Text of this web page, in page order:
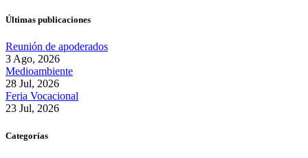
Últimas publicaciones
Reunión de apoderados
3 Ago, 2026
Medioambiente
28 Jul, 2026
Feria Vocacional
23 Jul, 2026
Categorías